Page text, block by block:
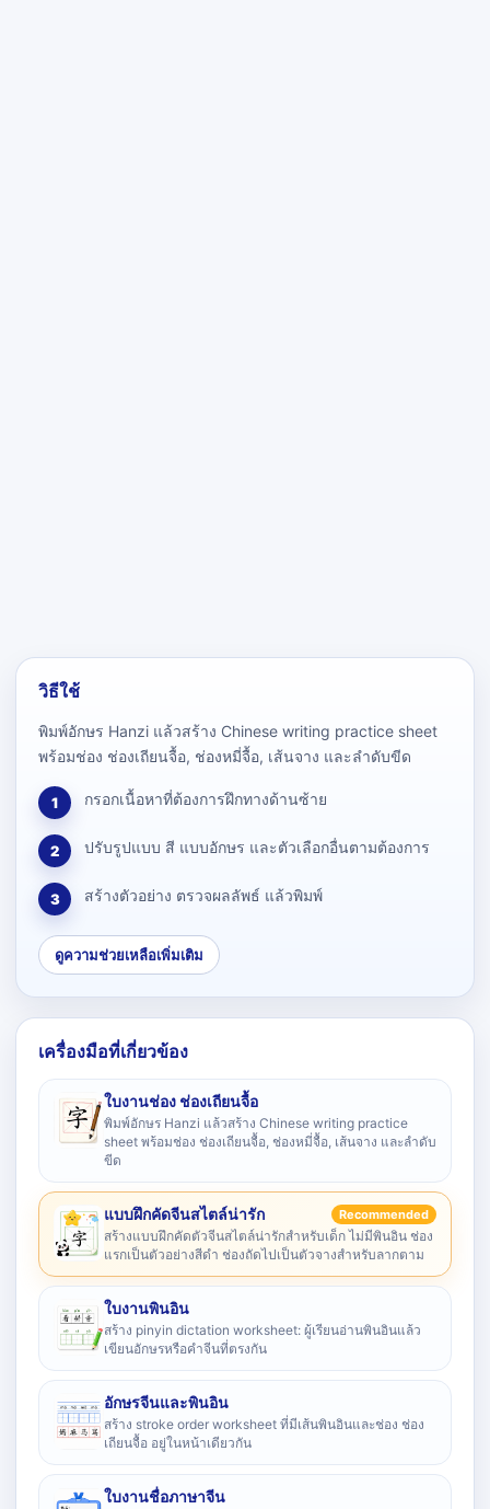
วิธีใช้
พิมพ์อักษร Hanzi แล้วสร้าง Chinese writing practice sheet
พร้อมช่อง ช่องเถียนจื้อ, ช่องหมี่จื้อ, เส้นจาง และลำดับขีด
1 กรอกเนื้อหาที่ต้องการฝึกทางด้านซ้าย
2 ปรับรูปแบบ สี แบบอักษร และตัวเลือกอื่นตามต้องการ
3 สร้างตัวอย่าง ตรวจผลลัพธ์ แล้วพิมพ์
ดูความช่วยเหลือเพิ่มเติม
เครื่องมือที่เกี่ยวข้อง
ใบงานช่อง ช่องเถียนจื้อ
พิมพ์อักษร Hanzi แล้วสร้าง Chinese writing practice
sheet พร้อมช่อง ช่องเถียนจื้อ, ช่องหมี่จื้อ, เส้นจาง และลำดับ
ขีด
แบบฝึกคัดจีนสไตล์น่ารัก Recommended
สร้างแบบฝึกคัดตัวจีนสไตล์น่ารักสำหรับเด็ก ไม่มีพินอิน ช่อง
แรกเป็นตัวอย่างสีดำ ช่องถัดไปเป็นตัวจางสำหรับลากตาม
ใบงานพินอิน
สร้าง pinyin dictation worksheet: ผู้เรียนอ่านพินอินแล้ว
เขียนอักษรหรือคำจีนที่ตรงกัน
อักษรจีนและพินอิน
สร้าง stroke order worksheet ที่มีเส้นพินอินและช่อง ช่อง
เถียนจื้อ อยู่ในหน้าเดียวกัน
ใบงานชื่อภาษาจีน